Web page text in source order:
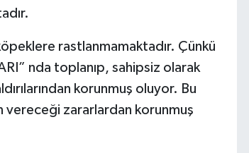
rastlanmamaktadır. Çünkü
nda toplanıp, sahipsiz olarak
korunmuş oluyor. Bu
vereceği zararlardan korunmuş